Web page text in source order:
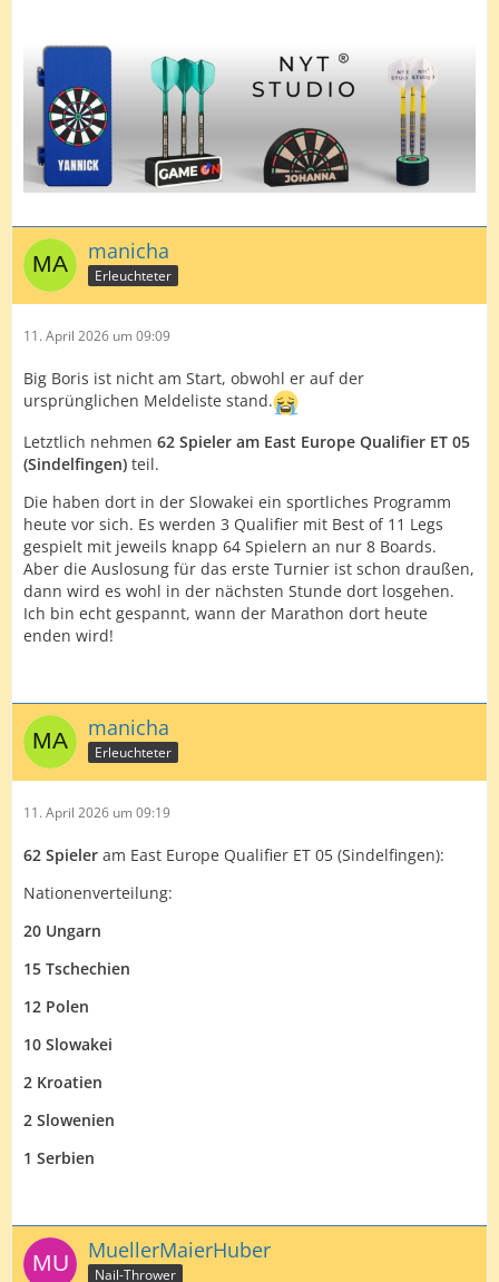
manicha
Erleuchteter
11. April 2026 um 09:09
Big Boris ist nicht am Start, obwohl er auf der
ursprünglichen Meldeliste stand.
Letztlich nehmen 62 Spieler am East Europe Qualifier ET 05
(Sindelfingen) teil.
Die haben dort in der Slowakei ein sportliches Programm
heute vor sich. Es werden 3 Qualifier mit Best of 11 Legs
gespielt mit jeweils knapp 64 Spielern an nur 8 Boards.
Aber die Auslosung für das erste Turnier ist schon draußen,
dann wird es wohl in der nächsten Stunde dort losgehen.
Ich bin echt gespannt, wann der Marathon dort heute
enden wird!
manicha
Erleuchteter
11. April 2026 um 09:19
62 Spieler am East Europe Qualifier ET 05 (Sindelfingen):
Nationenverteilung:
20 Ungarn
15 Tschechien
12 Polen
10 Slowakei
2 Kroatien
2 Slowenien
1 Serbien
MuellerMaierHuber
Nail-Thrower